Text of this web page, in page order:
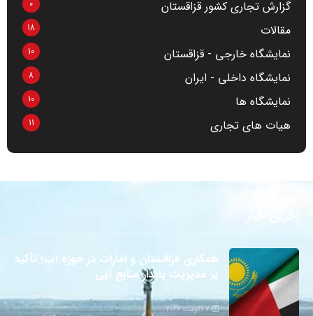
گزارش تجاری کشور قزاقستان 0
مقالات 18
نمایشگاه خارجی - قزاقستان 10
نمایشگاه داخلی - ایران 8
نمایشگاه ها 10
هیات های تجاری 11
همکاری قزاقستان و امارات در حوزه آب؛ تأکید
بر مدیریت پایدار منابع آبی
7 آگوست 2026